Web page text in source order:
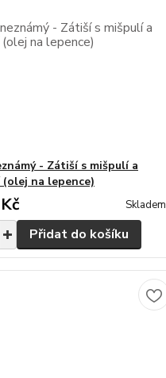
- Zátiší s mišpulí a
(olej na lepence)
Skladem
Přidat do košíku